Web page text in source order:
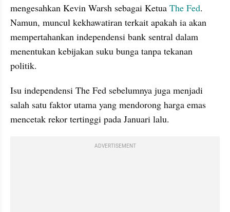
mengesahkan Kevin Warsh sebagai Ketua The Fed.
Namun, muncul kekhawatiran terkait apakah ia akan
mempertahankan independensi bank sentral dalam
menentukan kebijakan suku bunga tanpa tekanan
politik.
Isu independensi The Fed sebelumnya juga menjadi
salah satu faktor utama yang mendorong harga emas
mencetak rekor tertinggi pada Januari lalu.
ADVERTISEMENT